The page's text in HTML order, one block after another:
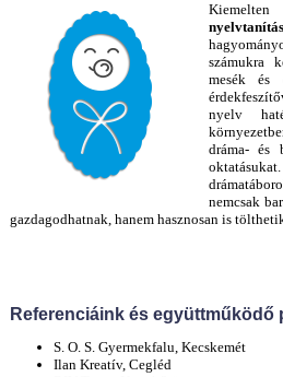
számukra
mesék és
nyelv
dráma- és
nemcsak
gazdagodhatnak, hanem hasznosan is
Referenciáink és együttműködő
S. O. S. Gyermekfalu, Kecskemét
Ilan Kreatív, Cegléd